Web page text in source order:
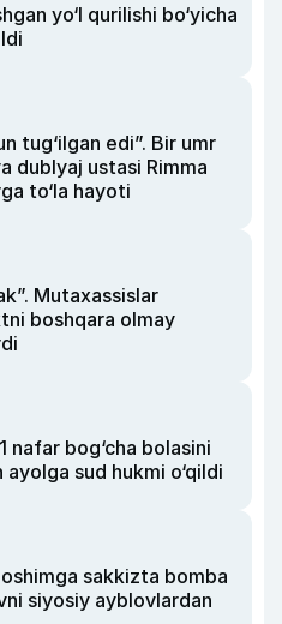
yo‘l qurilishi bo‘yicha
tug‘ilgan edi”. Bir umr
dublyaj ustasi Rimma
to‘la hayoti
Mutaxassislar
boshqara olmay
nafar bog‘cha bolasini
sud hukmi o‘qildi
sakkizta bomba
siyosiy ayblovlardan